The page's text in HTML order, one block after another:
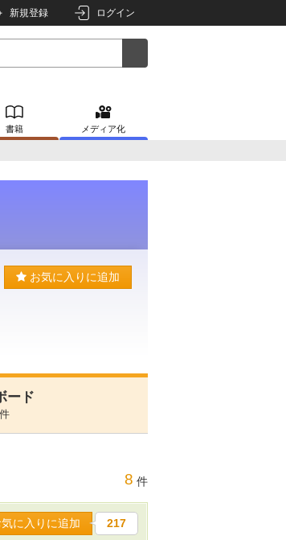
新規登録 ログイン
書籍 メディア化
お気に入りに追加
ード
8 件
気に入りに追加 217